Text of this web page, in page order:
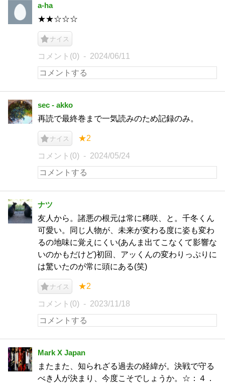
a-ha
★★☆☆☆
ナイス
コメント(0) 2024/06/11
sec - akko
再読で最終巻まで一気読みのため記録のみ。
ナイス ★2
コメント(0) 2024/05/24
ナツ
友人から。諸悪の根元は常に稀咲、と。千冬くん
可愛い。同じ人物が、未来が変わる度に姿も変わ
るの地味に覚えにくい(あんま出てこなくて影響な
いのかもだけど)初回、アッくんの変わりっぷりに
は驚いたのが常に頭にある(笑)
ナイス ★2
コメント(0) 2023/11/18
Mark X Japan
またまた、知られざる過去の経緯が。決戦で守る
べき人が決まり、今度こそでしょうか。☆：４．